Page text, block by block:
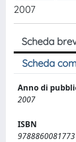
2007
Scheda
Scheda
Anno di
2007
ISBN
9788860081773